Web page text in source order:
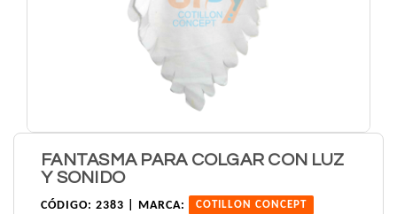
FANTASMA PARA COLGAR CON LUZ
Y SONIDO
CÓDIGO: 2383 | MARCA: COTILLON CONCEPT